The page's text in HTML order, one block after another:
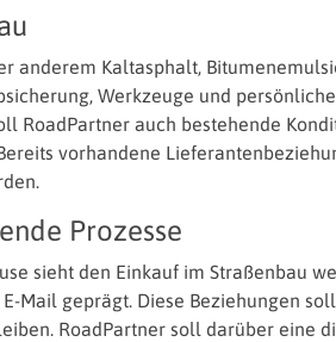
anderem Kaltasphalt,
Werkzeuge und persönliche
RoadPartner auch bestehende
vorhandene
Prozesse
sieht den Einkauf im Straßenbau
Mail geprägt. Diese Beziehungen
RoadPartner soll darüber eine